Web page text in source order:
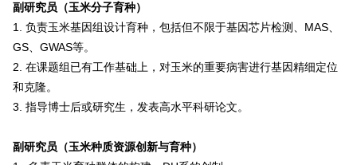
副研究员（玉米分子育种）
1. 负责玉米基因组设计育种，包括但不限于基因芯片检测、MAS、
GS、GWAS等。
2. 在课题组已有工作基础上，对玉米的重要病害进行基因精细定位
和克隆。
3. 指导博士后或研究生，发表高水平科研论文。
副研究员（玉米种质资源创新与育种）